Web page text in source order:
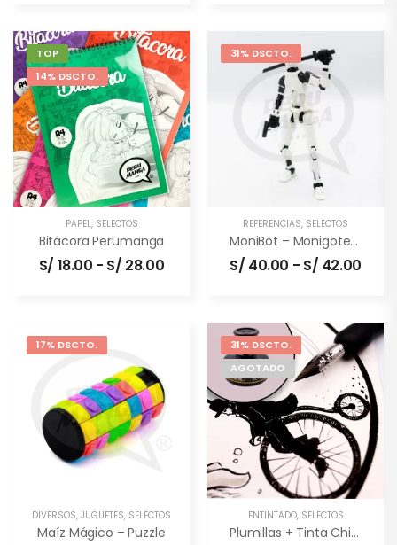
TOP
14% DSCTO.
PAPEL, SELECTOS
Bitácora Perumanga
S/ 18.00 - S/ 28.00
31% DSCTO.
REFERENCIAS, SELECTOS
MoniBot – Monigote Articulable
S/ 40.00 - S/ 42.00
17% DSCTO.
DIVERSOS, JUGUETES, SELECTOS
Maíz Mágico – Puzzle
31% DSCTO.
AGOTADO
ENTINTADO, SELECTOS
Plumillas + Tinta China (combo)